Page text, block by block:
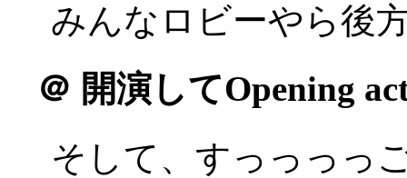
みんなロビーやら後
＠ 開演してOpening
そして、すっっっっ